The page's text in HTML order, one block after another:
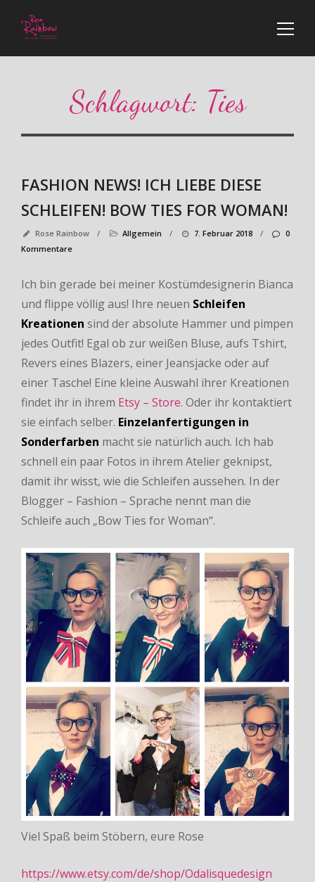
Schlagwort: Ties
FASHION NEWS! ICH LIEBE DIESE
SCHLEIFEN! BOW TIES FOR WOMAN!
Rose Rainbow / Allgemein / 7. Februar 2018 /
0
Kommentare
Ich bin gerade bei meiner Kostümdesignerin Bianca
und flippe völlig aus! Ihre neuen Schleifen
Kreationen sind der absolute Hammer und pimpen
jedes Outfit! Egal ob zur weißen Bluse, aufs Tshirt,
Revers eines Blazers, einer Jeansjacke oder auf
einer Tasche! Eine kleine Auswahl ihrer Kreationen
findet ihr in ihrem Etsy – Store. Oder ihr kontaktiert
sie einfach selber. Einzelanfertigungen in
Sonderfarben macht sie natürlich auch. Ich hab
schnell ein paar Fotos in ihrem Atelier geknipst,
damit ihr wisst, wie die Schleifen aussehen. In der
Blogger – Fashion – Sprache nennt man die
Schleife auch „Bow Ties for Woman“.
Viel Spaß beim Stöbern, eure Rose
https://www.etsy.com/de/shop/Odalisquedesign